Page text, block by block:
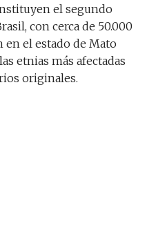
el segundo
con cerca de 50.000
en el estado de Mato
etnias más afectadas
originales.